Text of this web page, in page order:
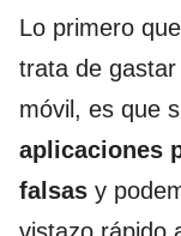
Lo primero
trata de
móvil, es que
aplicaciones
falsas y